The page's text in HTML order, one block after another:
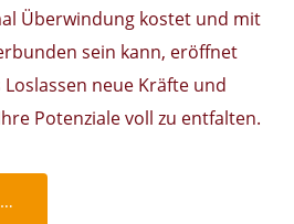
Überwindung kostet und mit
sein kann, eröffnet
neue Kräfte und
Potenziale voll zu entfalten.